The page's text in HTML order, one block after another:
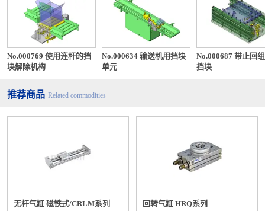
No.000769 使用连杆的挡
块解除机构
No.000634 输送机用挡块
单元
No.000687 带止回
挡块
推荐商品 Related commodities
无杆气缸 磁铁式/CRLM系列 回转气缸 HRQ系列